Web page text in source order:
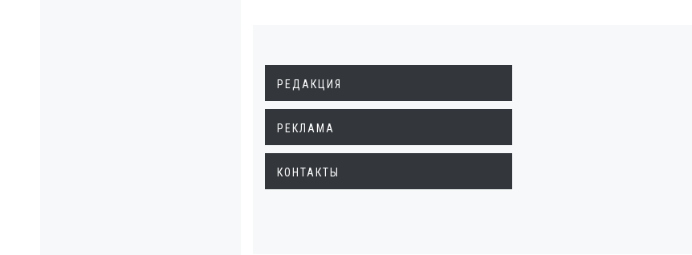
РЕДАКЦИЯ
РЕКЛАМА
КОНТАКТЫ